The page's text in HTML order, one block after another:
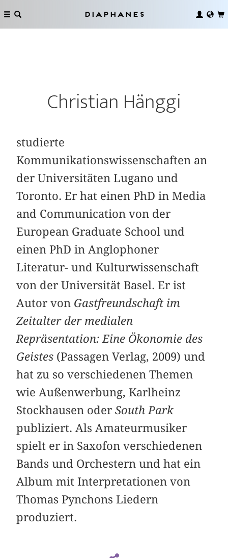
Diaphanes
Christian Hänggi
studierte
Kommunikationswissenschaften an
der Universitäten Lugano und
Toronto. Er hat einen PhD in Media
and Communication von der
European Graduate School und
einen PhD in Anglophoner
Literatur- und Kulturwissenschaft
von der Universität Basel. Er ist
Autor von Gastfreundschaft im
Zeitalter der medialen
Repräsentation: Eine Ökonomie des
Geistes (Passagen Verlag, 2009) und
hat zu so verschiedenen Themen
wie Außenwerbung, Karlheinz
Stockhausen oderSouth Park
publiziert. Als Amateurmusiker
spielt er in Saxofon verschiedenen
Bands und Orchestern und hat ein
Album mit Interpretationen von
Thomas Pynchons Liedern
produziert.